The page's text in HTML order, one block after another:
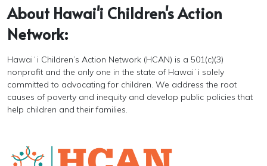
About Hawai'i Children's Action
Network:
Hawaiʻi Children’s Action Network (HCAN) is a 501(c)(3)
nonprofit and the only one in the state of Hawaiʻi solely
committed to advocating for children. We address the root
causes of poverty and inequity and develop public policies that
help children and their families.